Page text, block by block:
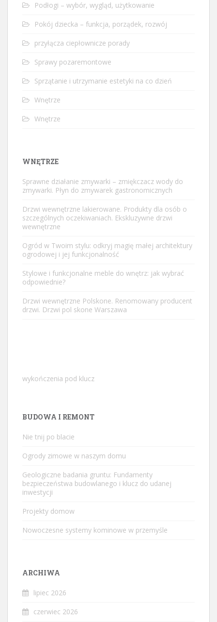
Podłogi – wybór, wygląd, użytkowanie
Pokój dziecka – funkcja, porządek, rozwój
przyłącza ciepłownicze porady
Sprawy pozaremontowe
Sprzątanie i utrzymanie estetyki na co dzień
Wnętrze
Wnętrze
WNĘTRZE
Sprawne działanie zmywarki – zmiękczacz wody do
zmywarki. Płyn do zmywarek gastronomicznych
Drzwi wewnętrzne lakierowane. Produkty dla osób o
szczególnych oczekiwaniach. Ekskluzywne drzwi
wewnętrzne
Ogród w Twoim stylu: odkryj magię małej architektury
ogrodowej i jej funkcjonalność
Stylowe i funkcjonalne meble do wnętrz: jak wybrać
odpowiednie?
Drzwi wewnętrzne Polskone. Renomowany producent
drzwi. Drzwi pol skone Warszawa
wykończenia pod klucz
BUDOWA I REMONT
Nie tnij po blacie
Ogrody zimowe w naszym domu
Geologiczne badania gruntu: Fundamenty
bezpieczeństwa budowlanego i klucz do udanej
inwestycji
Projekty domow
Nowoczesne systemy kominowe w przemyśle
ARCHIWA
lipiec 2026
czerwiec 2026